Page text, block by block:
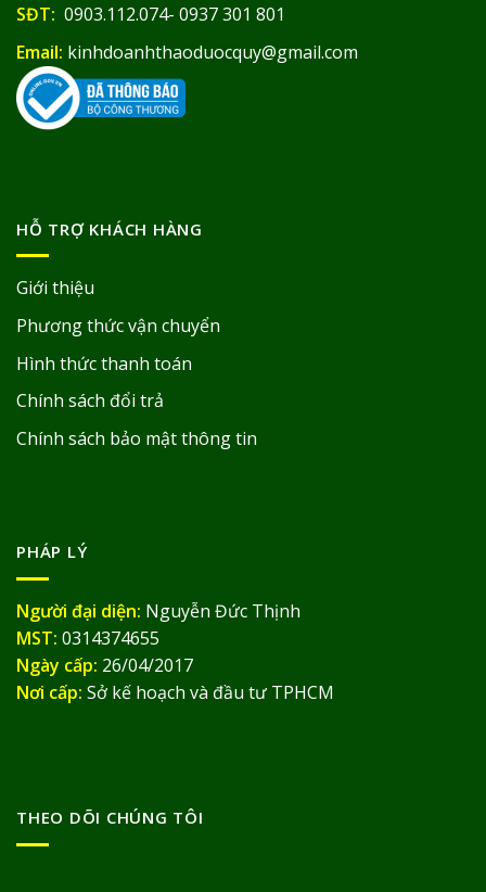
SĐT: 0903.112.074- 0937 301 801
Email: kinhdoanhthaoduocquy@gmail.com
HỖ TRỢ KHÁCH HÀNG
Giới thiệu
Phương thức vận chuyển
Hình thức thanh toán
Chính sách đổi trả
Chính sách bảo mật thông tin
PHÁP LÝ
Người đại diện: Nguyễn Đức Thịnh
MST: 0314374655
Ngày cấp: 26/04/2017
Nơi cấp: Sở kế hoạch và đầu tư TPHCM
THEO DÕI CHÚNG TÔI